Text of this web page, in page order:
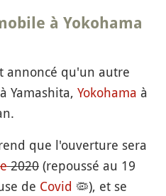
à Yokohama
annoncé qu'un autre
Yamashita, Yokohama à
que l'ouverture sera
2020 (repoussé au 19
de Covid 🦠), et se